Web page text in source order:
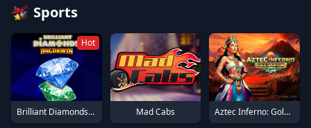
Sports
Hot
Brilliant Diamonds: Hold & Win Mad Cabs Aztec Inferno: Gold Eruption